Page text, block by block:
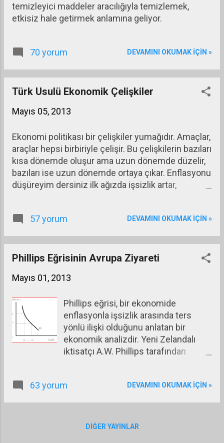
temizleyici maddeler aracılığıyla temizlemek,
etkisiz hale getirmek anlamına geliyor.
70 yorum DEVAMINI OKUMAK IÇIN »
Türk Usulü Ekonomik Çelişkiler
Mayıs 05, 2013
Ekonomi politikası bir çelişkiler yumağıdır. Amaçlar,
araçlar hepsi birbiriyle çelişir. Bu çelişkilerin bazıları
kısa dönemde oluşur ama uzun dönemde düzelir,
bazıları ise uzun dönemde ortaya çıkar. Enflasyonu
düşüreyim dersiniz ilk ağızda işsizlik artar,
başlangıçta ekonomi canlanır sonra enflasyon
fedakârlıklarla çözebilmek ekonomi politikasının
temel işlevidir. Ve bu işlev ekonomi politikasına
57 yorum DEVAMINI OKUMAK IÇIN »
Phillips Eğrisinin Avrupa Ziyareti
Mayıs 01, 2013
Phillips eğrisi, bir ekonomide
enflasyonla işsizlik arasında ters
yönlü ilişki olduğunu anlatan bir
ekonomik analizdir. Yeni Zelandalı
iktisatçı A.W. Phillips tarafından
geliştirilmiştir. Bu ilişkiyi şöyle bir
eksende işsizlik yer alıyor. Phillips
63 yorum DEVAMINI OKUMAK IÇIN »
DIĞER YAYINLAR